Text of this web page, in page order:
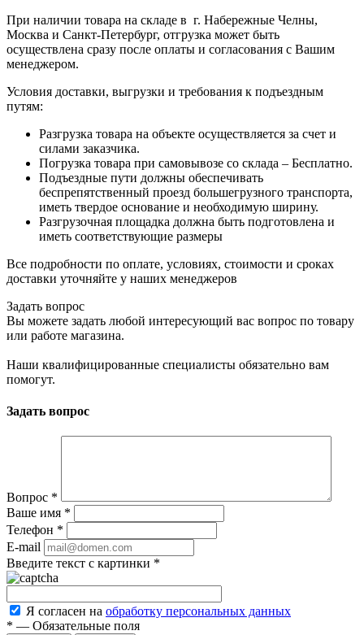
При наличии товара на складе в г. Набережные Челны,
Москва и Санкт-Петербург, отгрузка может быть
осуществлена сразу после оплаты и согласования с Вашим
менеджером.
Условия доставки, выгрузки и требования к подъездным
путям:
Разгрузка товара на объекте осуществляется за счет и
силами заказчика.
Погрузка товара при самовывозе со склада – Бесплатно.
Подъездные пути должны обеспечивать
беспрепятственный проезд большегрузного транспорта,
иметь твердое основание и необходимую ширину.
Разгрузочная площадка должна быть подготовлена и
иметь соответствующие размеры
Все подробности по оплате, условиях, стоимости и сроках
доставки уточняйте у наших менеджеров
Задать вопрос
Вы можете задать любой интересующий вас вопрос по товару
или работе магазина.
Наши квалифицированные специалисты обязательно вам
помогут.
Задать вопрос
Вопрос *
Ваше имя *
Телефон *
E-mail
Введите текст с картинки *
Я согласен на обработку персональных данных
* — Обязательные поля